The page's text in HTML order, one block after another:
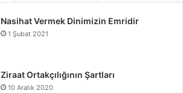
b
o
u
e
a
r
Nasihat Vermek Dinimizin Emridir
1 Şubat 2021
Ziraat Ortakçılığının Şartları
10 Aralık 2020